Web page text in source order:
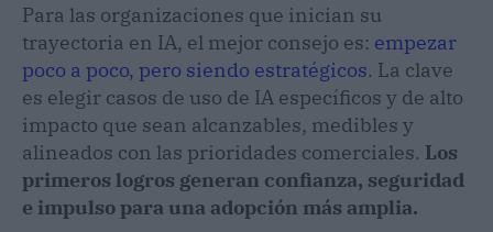
Para las organizaciones que inician su
trayectoria en IA, el mejor consejo es: empezar
poco a poco, pero siendo estratégicos. La clave
es elegir casos de uso de IA específicos y de alto
impacto que sean alcanzables, medibles y
alineados con las prioridades comerciales. Los
primeros logros generan confianza, seguridad
e impulso para una adopción más amplia.